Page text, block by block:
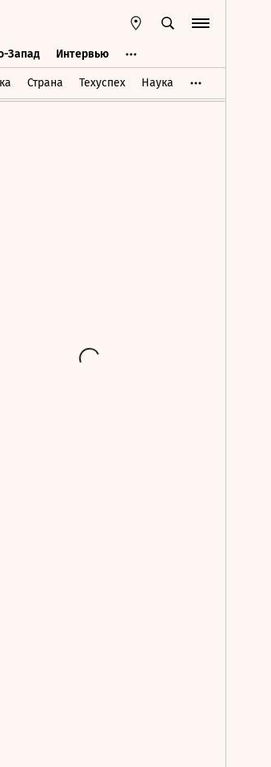
Запад Интервью
Страна Техуспех Наука
Запад Интервью